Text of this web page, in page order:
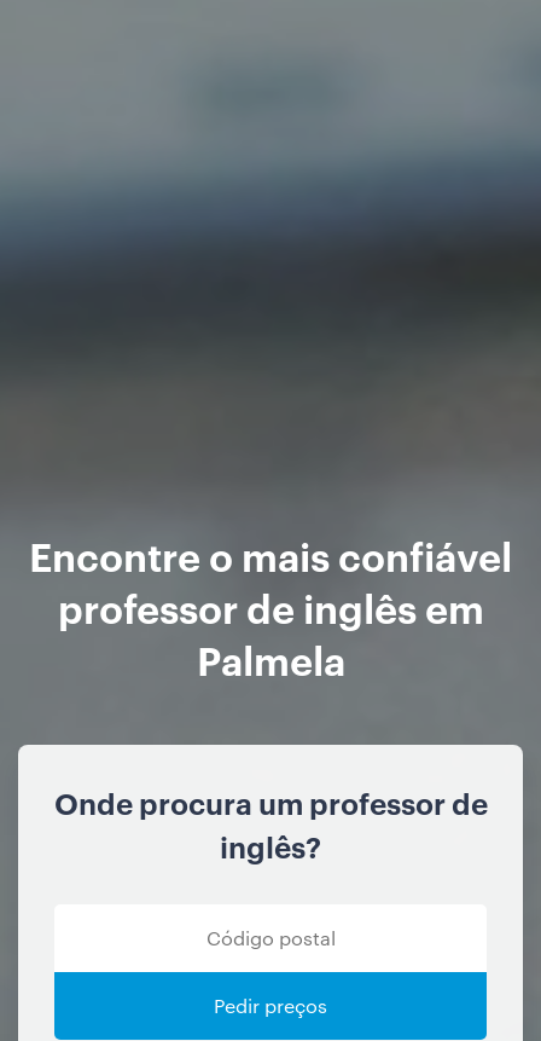
Encontre o mais confiável
professor de inglês em
Palmela
Onde procura um professor de
inglês?
Pedir preços